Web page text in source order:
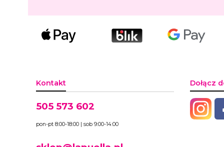
Kontakt
505 573 602
pon-pt 8:00-18:00 | sob 9:00-14:00
Dołącz